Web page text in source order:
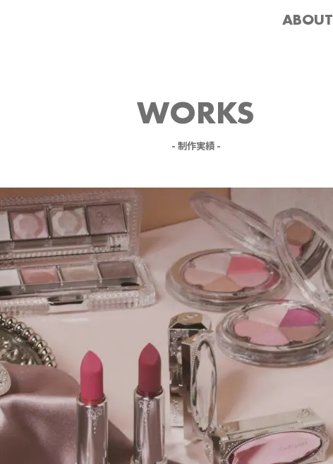
ABOUT
WORKS
- 制作実績 -